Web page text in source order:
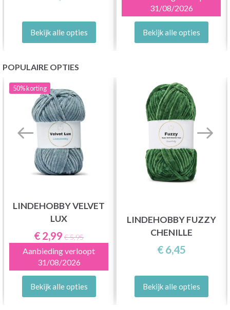
Bekijk alle opties
31/08/2026
Bekijk alle opties
POPULAIRE OPTIES
50%korting
LINDEHOBBY VELVET
LUX
€ 2,99 € 5,95
Aanbieding verloopt
31/08/2026
Bekijk alle opties
LINDEHOBBY FUZZY
CHENILLE
€ 6,45
Bekijk alle opties